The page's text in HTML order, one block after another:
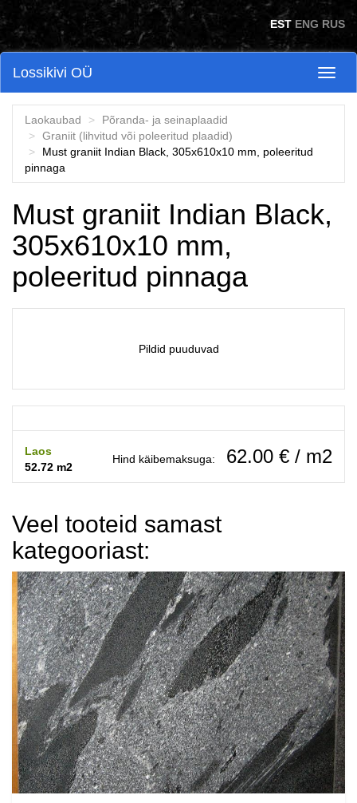
Skip to main content EST ENG RUS
Lossikivi OÜ
Laokaubad
Põranda- ja seinaplaadid
Graniit (lihvitud või poleeritud plaadid)
Must graniit Indian Black, 305x610x10 mm, poleeritud
pinnaga
Must graniit Indian Black,
305x610x10 mm,
poleeritud pinnaga
Pildid puuduvad
Laos
52.72 m2
Hind käibemaksuga: 62.00 € / m2
Veel tooteid samast
kategooriast: